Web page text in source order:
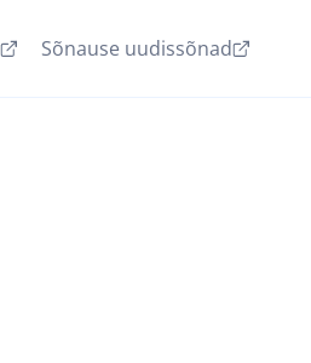
Sõnause uudissõnad